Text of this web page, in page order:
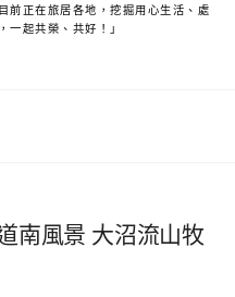
前正在旅居各地，挖掘用心生活、處
一起共榮、共好！」
南風景 大沼流山牧